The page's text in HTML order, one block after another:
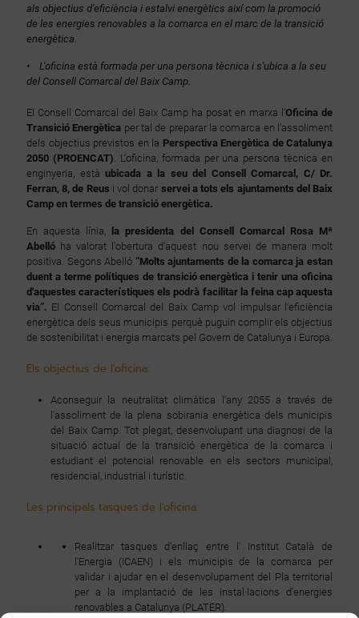
als objectius d'eficiència i estalvi energètics així com la promoció
de les energies renovables a la comarca en el marc de la transició
energètica.
• L'oficina està formada per una persona tècnica i s'ubica a la seu
del Consell Comarcal del Baix Camp.
El Consell Comarcal del Baix Camp ha posat en marxa l'Oficina de
Transició Energètica per tal de preparar la comarca en l'assoliment
dels objectius previstos en la Perspectiva Energètica de Catalunya
2050 (PROENCAT). L'oficina, formada per una persona tècnica en
enginyeria, està ubicada a la seu del Consell Comarcal, C/ Dr.
Ferran, 8, de Reus i vol donar servei a tots els ajuntaments del Baix
Camp en termes de transició energètica.
En aquesta línia, la presidenta del Consell Comarcal Rosa Mª
Abelló ha valorat l'obertura d'aquest nou servei de manera molt
positiva. Segons Abelló “Molts ajuntaments de la comarca ja estan
duent a terme polítiques de transició energètica i tenir una oficina
d'aquestes característiques els podrà facilitar la feina cap aquesta
via”. El Consell Comarcal del Baix Camp vol impulsar l'eficiència
energètica dels seus municipis perquè puguin complir els objectius
de sostenibilitat i energia marcats pel Govern de Catalunya i Europa.
Els objectius de l'oficina:
Aconseguir la neutralitat climàtica l'any 2055 a través de
l'assoliment de la plena sobirania energètica dels municipis
del Baix Camp. Tot plegat, desenvolupant una diagnosi de la
situació actual de la transició energètica de la comarca i
estudiant el potencial renovable en els sectors municipal,
residencial, industrial i turístic.
Les principals tasques de l'oficina:
Realitzar tasques d'enllaç entre l' Institut Català de
l'Energia (ICAEN) i els municipis de la comarca per
validar i ajudar en el desenvolupament del Pla territorial
per a la implantació de les instal·lacions d'energies
renovables a Catalunya (PLATER).